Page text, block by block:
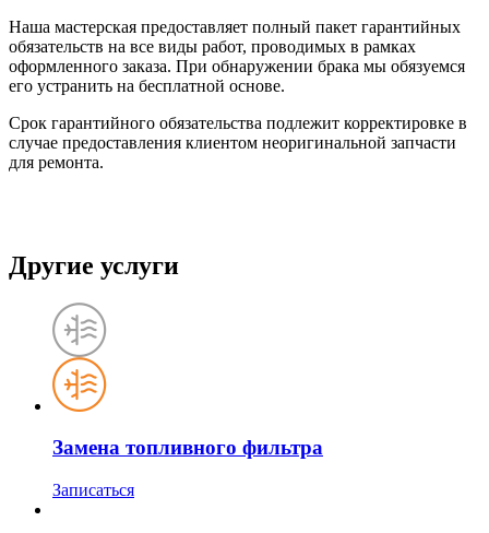
Наша мастерская предоставляет полный пакет гарантийных
обязательств на все виды работ, проводимых в рамках
оформленного заказа. При обнаружении брака мы обязуемся
его устранить на бесплатной основе.
Срок гарантийного обязательства подлежит корректировке в
случае предоставления клиентом неоригинальной запчасти
для ремонта.
Другие услуги
Замена топливного фильтра
Записаться